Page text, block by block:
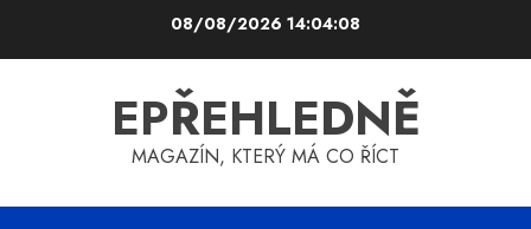
08/08/2026 14:04:08
EPŘEHLEDNĚ
MAGAZÍN, KTERÝ MÁ CO ŘÍCT